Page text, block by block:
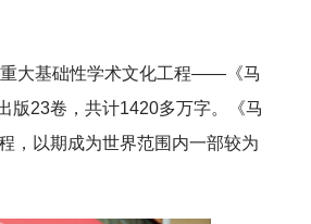
重大基础性学术文化工程——《马
版23卷，共计1420多万字。《马
，以期成为世界范围内一部较为